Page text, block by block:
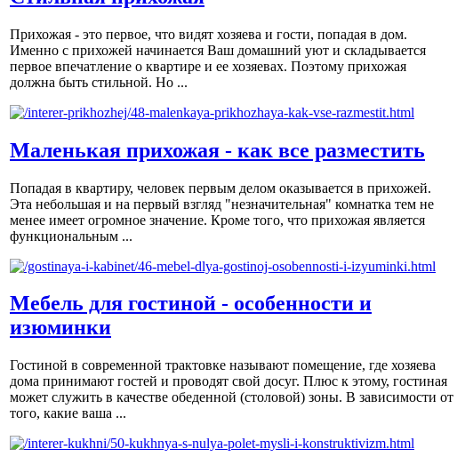
Прихожая - это первое, что видят хозяева и гости, попадая в дом.
Именно с прихожей начинается Ваш домашний уют и складывается
первое впечатление о квартире и ее хозяевах. Поэтому прихожая
должна быть стильной. Но ...
Маленькая прихожая - как все разместить
Попадая в квартиру, человек первым делом оказывается в прихожей.
Эта небольшая и на первый взгляд "незначительная" комнатка тем не
менее имеет огромное значение. Кроме того, что прихожая является
функциональным ...
Мебель для гостиной - особенности и
изюминки
Гостиной в современной трактовке называют помещение, где хозяева
дома принимают гостей и проводят свой досуг. Плюс к этому, гостиная
может служить в качестве обеденной (столовой) зоны. В зависимости от
того, какие ваша ...